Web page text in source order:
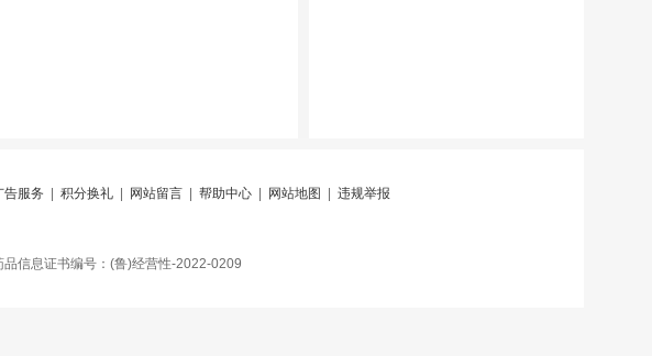
告服务 积分换礼| 网站留言| 帮助中心| 网站地图 违规举报
信息证书编号：(鲁)经营性-2022-0209